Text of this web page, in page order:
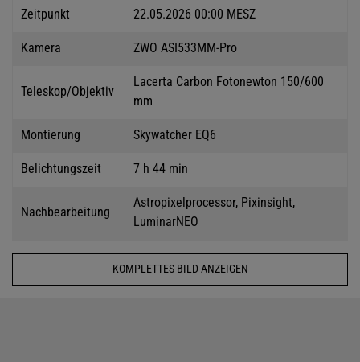
Zeitpunkt 22.05.2026 00:00 MESZ
Kamera ZWO ASI533MM-Pro
Teleskop/Objektiv
Lacerta Carbon Fotonewton 150/600
mm
Montierung Skywatcher EQ6
Belichtungszeit 7 h 44 min
Nachbearbeitung
Astropixelprocessor, Pixinsight,
LuminarNEO
KOMPLETTES BILD ANZEIGEN